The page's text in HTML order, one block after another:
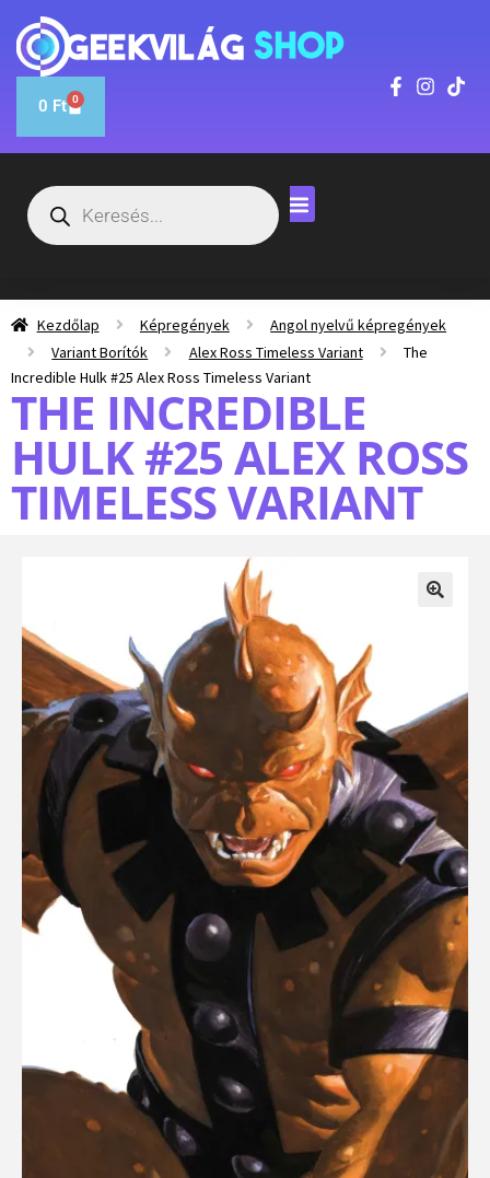
0 Ft 0
Kezdőlap Képregények
Angol nyelvű képregények
Variant Borítók
Alex Ross Timeless Variant
The
Incredible Hulk #25 Alex Ross Timeless Variant
THE INCREDIBLE
HULK #25 ALEX ROSS
TIMELESS VARIANT